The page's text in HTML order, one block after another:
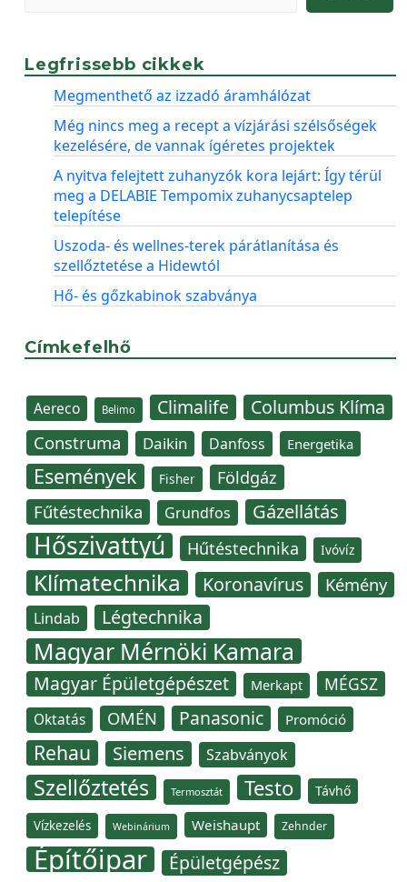
Legfrissebb cikkek
Megmenthető az izzadó áramhálózat
Még nincs meg a recept a vízjárási szélsőségek
kezelésére, de vannak ígéretes projektek
A nyitva felejtett zuhanyzók kora lejárt: Így térül
meg a DELABIE Tempomix zuhanycsaptelep
telepítése
Uszoda- és wellnes-terek párátlanítása és
szellőztetése a Hidewtól
Hő- és gőzkabinok szabványa
Címkefelhő
Aereco Belimo Climalife Columbus Klíma
Construma Daikin Danfoss Energetika
Események Fisher Földgáz
Fűtéstechnika Grundfos Gázellátás
Hőszivattyú Hűtéstechnika Ivóvíz
Klímatechnika Koronavírus Kémény
Lindab Légtechnika
Magyar Mérnöki Kamara
Magyar Épületgépészet Merkapt MÉGSZ
Oktatás OMÉN Panasonic Promóció
Rehau Siemens Szabványok
Szellőztetés Termosztát Testo Távhő
Vízkezelés Webinárium Weishaupt Zehnder
Építőipar Épületgépész